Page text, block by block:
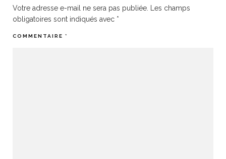
Votre adresse e-mail ne sera pas publiée.
Les champs
obligatoires sont indiqués avec *
COMMENTAIRE *